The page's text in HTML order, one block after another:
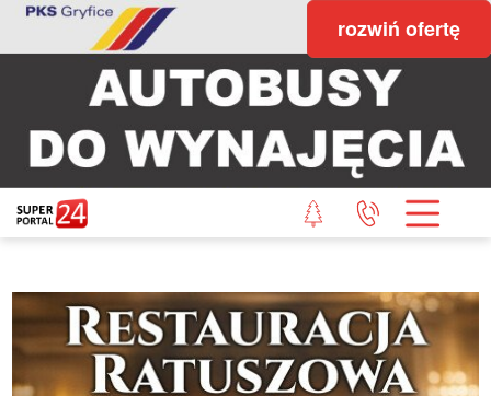
rozwiń ofertę
STRONA GŁÓWNA
POWIAT GRYFICKI
WIADOMOŚCI Z LASU
STUDIO SUPERPORTALU
KONTAKT